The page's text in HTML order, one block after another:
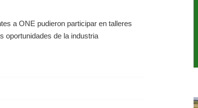
a ONE pudieron participar en talleres
oportunidades de la industria